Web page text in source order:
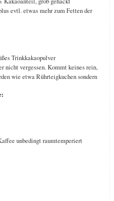
evtl. etwas mehr zum Fetten der
Trinkkakaopulver
nicht vergessen. Kommt keines rein,
wie etwa Rührteigkuchen sondern
unbedingt raumtemperiert